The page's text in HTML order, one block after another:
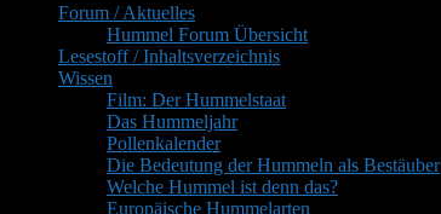
PrimäresForum / Aktuelles
Hummel Forum Übersicht
Lesestoff / Inhaltsverzeichnis
Wissen
Film: Der Hummelstaat
Das Hummeljahr
Pollenkalender
Die Bedeutung der Hummeln als Bestäuber
Welche Hummel ist denn das?
Europäische Hummelarten